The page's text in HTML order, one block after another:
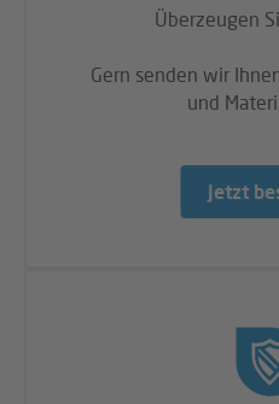
Überzeugen
Gern senden wir
und
Jetzt